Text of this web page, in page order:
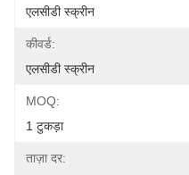
एलसीडी स्क्रीन
कीवर्ड:
एलसीडी स्क्रीन
MOQ:
1 टुकड़ा
ताज़ा दर: